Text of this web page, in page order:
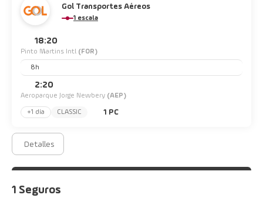
Gol Transportes Aéreos
1 escala
18:20
Pinto Martins Intl (FOR)
8h
2:20
Aeroparque Jorge Newbery (AEP)
+1 día CLASSIC 1 PC
Detalles
1 Seguros